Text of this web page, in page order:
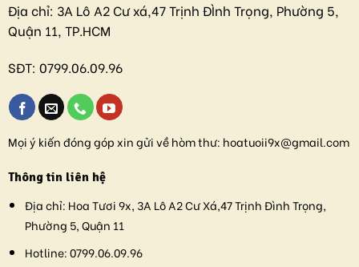
Địa chỉ: 3A Lô A2 Cư xá,47 Trịnh ĐÌnh Trọng, Phường 5,
Quận 11, TP.HCM
SĐT: 0799.06.09.96
Mọi ý kiến đóng góp xin gửi về hòm thư: hoatuoii9x@gmail.com
Thông tin liên hệ
Địa chỉ: Hoa Tươi 9x, 3A Lô A2 Cư Xá,47 Trịnh Đình Trọng,
Phường 5, Quận 11
Hotline:0799.06.09.96